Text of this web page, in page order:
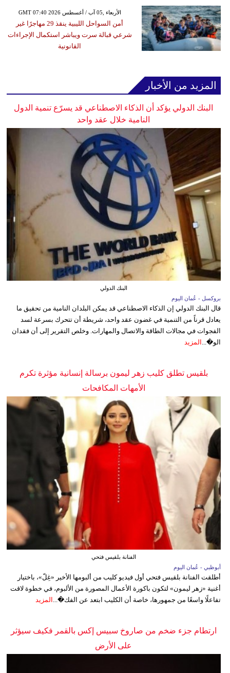
GMT 07:40 2026 الأربعاء ,05 آب / أغسطس
أمن السواحل الليبية ينقذ 29 مهاجرًا غير
شرعي قبالة سرت ويباشر استكمال الإجراءات
القانونية
المزيد من الأخبار
البنك الدولي يؤكد أن الذكاء الاصطناعي قد يسرّع تنمية الدول
النامية خلال عقد واحد
البنك الدولي
بروكسل - عُمان اليوم
قال البنك الدولي إن الذكاء الاصطناعي قد يمكن البلدان النامية من تحقيق ما
يعادل قرناً من التنمية في غضون عقد واحد، شريطة أن تتحرك بسرعة لسد
الفجوات في مجالات الطاقة والاتصال والمهارات. وخلص التقرير إلى أن فقدان
الو�... المزيد
بلقيس تطلق كليب زهر ليمون برسالة إنسانية مؤثرة تكرم
الأمهات المكافحات
الفنانة بلقيس فتحي
أبوظبي - عُمان اليوم
أطلقت الفنانة بلقيس فتحي أول فيديو كليب من ألبومها الأخير «غِلّ»، باختيار
أغنية «زهر ليمون» لتكون باكورة الأعمال المصورة من الألبوم، في خطوة لاقت
تفاعلًا واسعًا من جمهورها، خاصة أن الكليب ابتعد عن الفك�... المزيد
ارتطام جزء ضخم من صاروخ سبيس إكس بالقمر فكيف سيؤثر
على الأرض